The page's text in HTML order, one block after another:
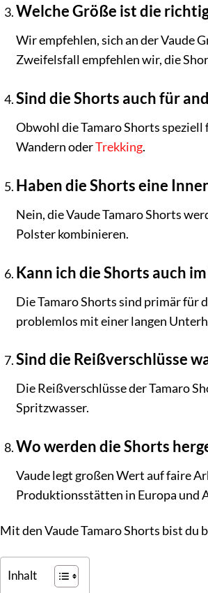
Welche Größe ist die
Wir empfehlen, sich an der Vaude
Zweifelsfall empfehlen wir, die
Sind die Shorts auch für
Obwohl die Tamaro Shorts
Wandern oderTrekking.
Haben die Shorts eine
Nein, die Vaude Tamaro Shorts
Polster kombinieren.
Kann ich die Shorts auch
Die Tamaro Shorts sind primär für
problemlos mit einer langen
Sind die Reißverschlüsse
Die Reißverschlüsse der Tamaro
Spritzwasser.
Wo werden die Shorts
Vaude legt großen Wert auf faire
Produktionsstätten in Europa und
Mit den Vaude Tamaro Shorts bist
Inhalt